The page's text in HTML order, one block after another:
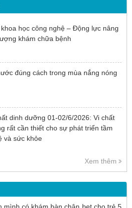
học công nghệ – Động lực nâng
khám chữa bệnh
đúng cách trong mùa nắng nóng
dinh dưỡng 01-02/6/2026: Vi chất
rất cần thiết cho sự phát triển tầm
và sức khỏe
Xem thêm